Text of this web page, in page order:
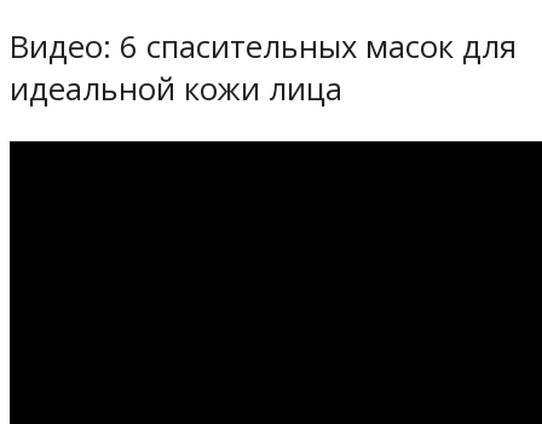
Видео: 6 спасительных масок для
идеальной кожи лица